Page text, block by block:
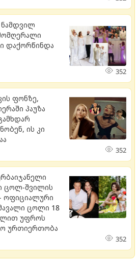
დაქორწინდა
352
ფონზე,
პაუზა
ის კი
352
ცოლ-შვილის
ოფიციალური
ცოლი 18
უფროს
ურთიერთობა
352